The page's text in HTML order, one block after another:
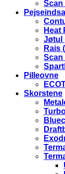
Scan
Heat
Jøtul
Rais
Scan
Pilleovne
Skorstene